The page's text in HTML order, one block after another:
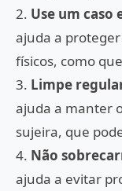
2. Use um caso
ajuda a
físicos, como
3. Limpe
ajuda a manter
sujeira, que
4. Não
ajuda a evitar